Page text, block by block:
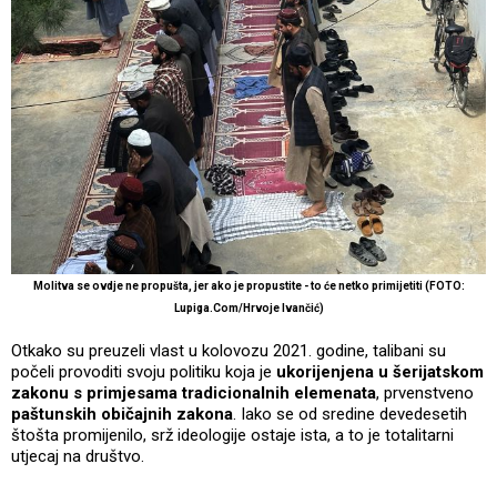
Molitva se ovdje ne propušta, jer ako je propustite - to će netko primijetiti (FOTO:
Lupiga.Com/Hrvoje Ivančić)
Otkako su preuzeli vlast u kolovozu 2021. godine, talibani su
počeli provoditi svoju politiku koja je ukorijenjena u šerijatskom
zakonu s primjesama tradicionalnih elemenata, prvenstveno
paštunskih običajnih zakona. Iako se od sredine devedesetih
štošta promijenilo, srž ideologije ostaje ista, a to je totalitarni
utjecaj na društvo.